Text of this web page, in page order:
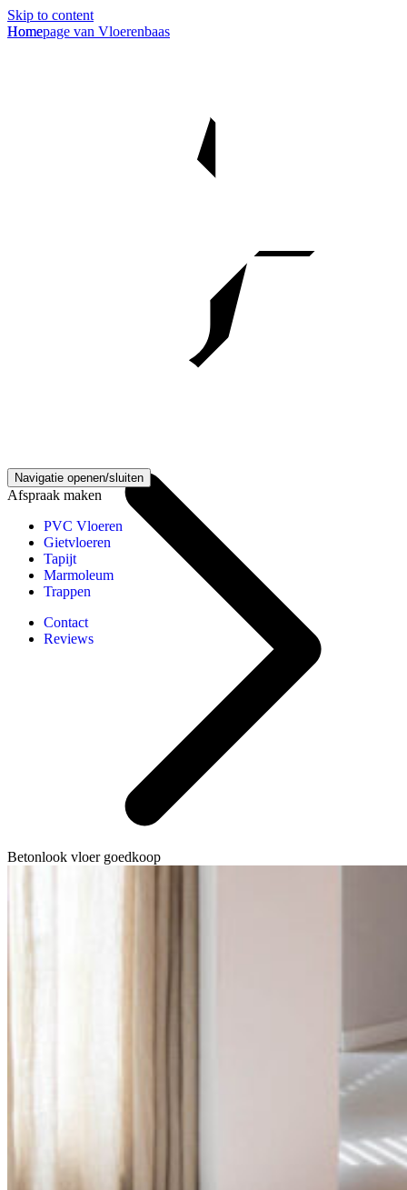
Skip to content
Homepage van Vloerenbaas
Navigatie openen/sluiten
Afspraak maken
PVC Vloeren
Gietvloeren
Tapijt
Marmoleum
Trappen
Contact
Reviews
Home
Betonlook vloer goedkoop